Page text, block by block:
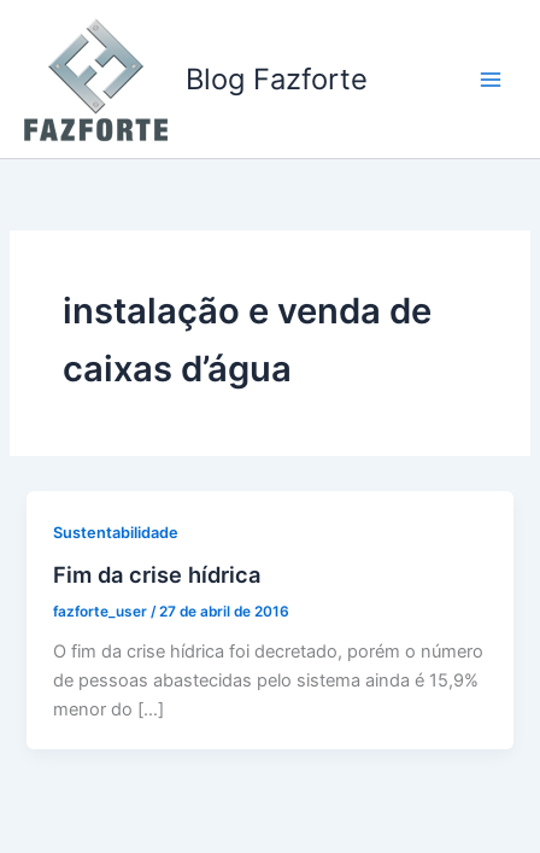
conteúdo
Blog Fazforte
instalação e venda de
caixas d’água
Sustentabilidade
Fim da crise hídrica
fazforte_user /27 de abril de 2016
O fim da crise hídrica foi decretado, porém o número
de pessoas abastecidas pelo sistema ainda é 15,9%
menor do […]